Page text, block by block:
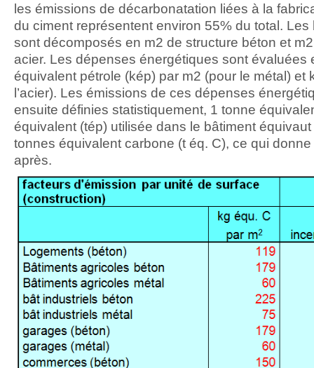
les émissions de décarbonatation liées à la
du ciment représentent environ 55% du total. Les
sont décomposés en m2 de structure béton et
acier. Les dépenses énergétiques sont évaluées
équivalent pétrole (kép) par m2 (pour le métal) et
l’acier). Les émissions de ces dépenses
ensuite définies statistiquement, 1 tonne
équivalent (tép) utilisée dans le bâtiment
tonnes équivalent carbone (t éq. C), ce qui
après.